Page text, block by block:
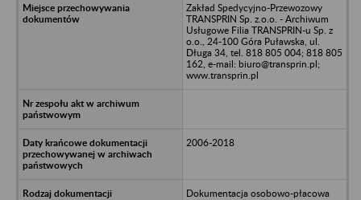
Zakład Spedycyjno-Przewozowy
TRANSPRIN Sp. z.o.o. - Archiwum
Usługowe Filia TRANSPRIN-u Sp. z
o.o., 24-100 Góra Puławska, ul.
Długa 34, tel. 818 805 004; 818 805
162, e-mail: biuro@transprin.pl;
www.transprin.pl
2006-2018
Dokumentacja osobowo-płacowa